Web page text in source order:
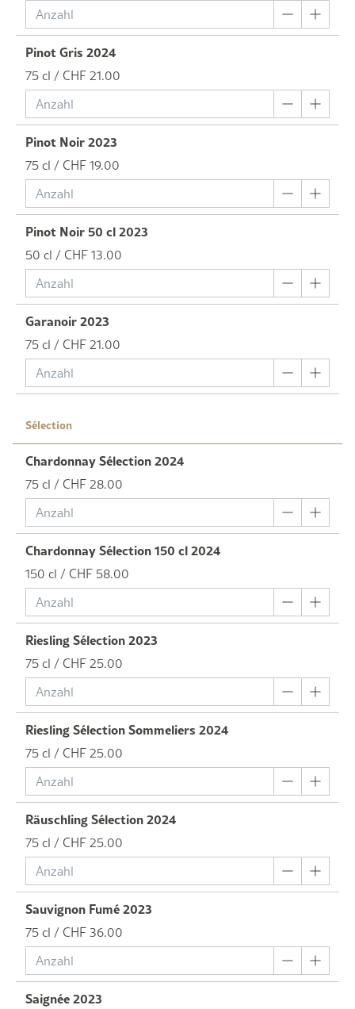
Pinot Gris 2024
75 cl / CHF 21.00
Pinot Noir 2023
75 cl / CHF 19.00
Pinot Noir 50 cl 2023
50 cl / CHF 13.00
Garanoir 2023
75 cl / CHF 21.00
Sélection
Chardonnay Sélection 2024
75 cl / CHF 28.00
Chardonnay Sélection 150 cl 2024
150 cl / CHF 58.00
Riesling Sélection 2023
75 cl / CHF 25.00
Riesling Sélection Sommeliers 2024
75 cl / CHF 25.00
Räuschling Sélection 2024
75 cl / CHF 25.00
Sauvignon Fumé 2023
75 cl / CHF 36.00
Saignée 2023